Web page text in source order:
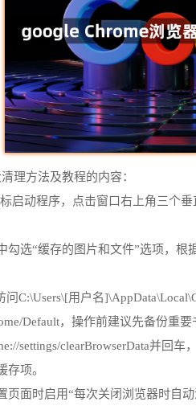
理方法及教程的内容：
启动程序，点击窗口右上角三个
选“缓存的图片和文件”选项，
C:\Users\[用户名
Default，操作前建议先备份重要
settings/clearBrowserData并回
项。
面时启用“每次关闭浏览器时自